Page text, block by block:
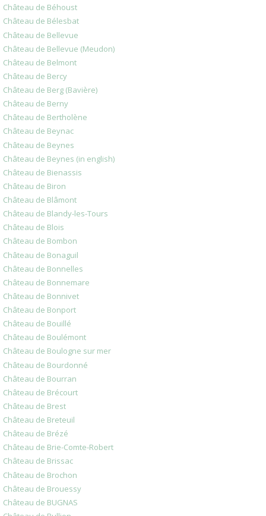
Château de Béhoust
Château de Bélesbat
Château de Bellevue
Château de Bellevue (Meudon)
Château de Belmont
Château de Bercy
Château de Berg (Bavière)
Château de Berny
Château de Bertholène
Château de Beynac
Château de Beynes
Château de Beynes (in english)
Château de Bienassis
Château de Biron
Château de Blâmont
Château de Blandy-les-Tours
Château de Blois
Château de Bombon
Château de Bonaguil
Château de Bonnelles
Château de Bonnemare
Château de Bonnivet
Château de Bonport
Château de Bouillé
Château de Boulémont
Château de Boulogne sur mer
Château de Bourdonné
Château de Bourran
Château de Brécourt
Château de Brest
Château de Breteuil
Château de Brézé
Château de Brie-Comte-Robert
Château de Brissac
Château de Brochon
Château de Brouessy
Château de BUGNAS